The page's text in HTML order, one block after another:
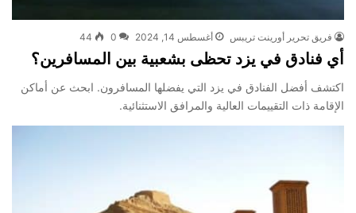
فريق تحرير أورينت تريبس أغسطس 14, 2024 0
44
أي فنادق في يزد تحظى بشعبية بين المسافرين؟
اكتشف أفضل الفنادق في يزد التي يفضلها المسافرون. ابحث عن أماكن
الإقامة ذات التقييمات العالية والمرافق الاستثنائية.